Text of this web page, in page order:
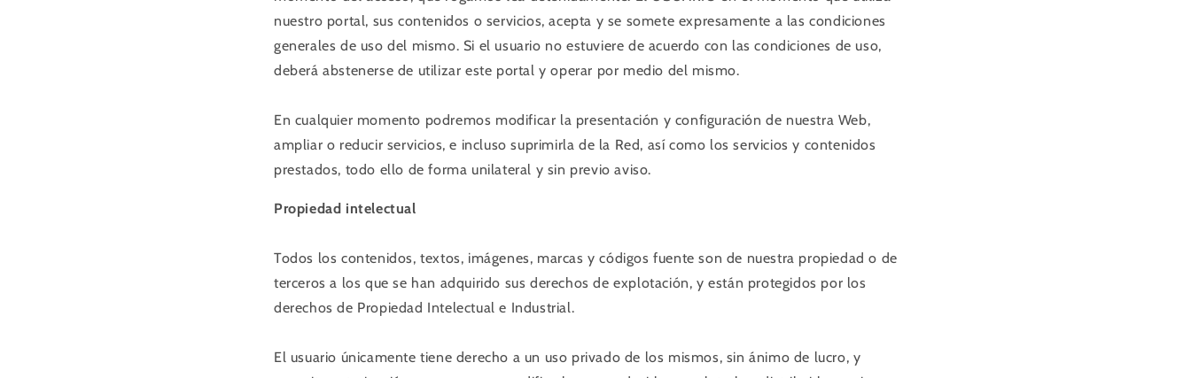
nuestro portal, sus contenidos o servicios, acepta y se somete expresamente a las condiciones
generales de uso del mismo. Si el usuario no estuviere de acuerdo con las condiciones de uso,
deberá abstenerse de utilizar este portal y operar por medio del mismo.
En cualquier momento podremos modificar la presentación y configuración de nuestra Web,
ampliar o reducir servicios, e incluso suprimirla de la Red, así como los servicios y contenidos
prestados, todo ello de forma unilateral y sin previo aviso.
Propiedad intelectual
Todos los contenidos, textos, imágenes, marcas y códigos fuente son de nuestra propiedad o de
terceros a los que se han adquirido sus derechos de explotación, y están protegidos por los
derechos de Propiedad Intelectual e Industrial.
El usuario únicamente tiene derecho a un uso privado de los mismos, sin ánimo de lucro, y